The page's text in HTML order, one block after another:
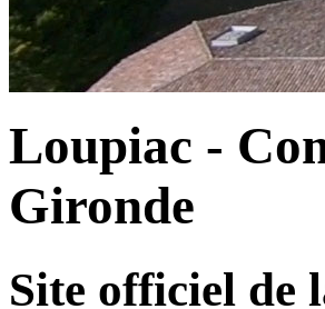
Loupiac -
Gironde
Site officiel de